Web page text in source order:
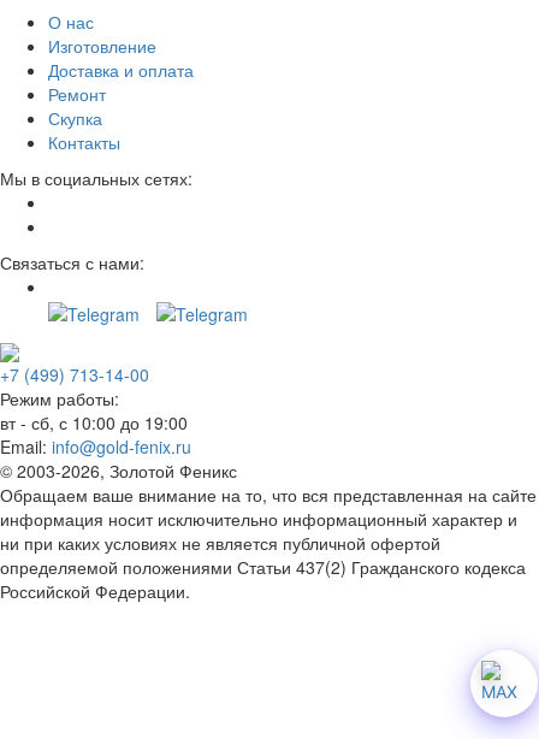
О нас
Изготовление
Доставка и оплата
Ремонт
Скупка
Контакты
Мы в социальных сетях:
Связаться с нами:
+7 (499) 713-14-00
Режим работы:
вт - сб, с 10:00 до 19:00
Email: info@gold-fenix.ru
© 2003-2026, Золотой Феникс
Обращаем ваше внимание на то, что вся представленная на сайте
информация носит исключительно информационный характер и
ни при каких условиях не является публичной офертой
определяемой положениями Статьи 437(2) Гражданского кодекса
Российской Федерации.